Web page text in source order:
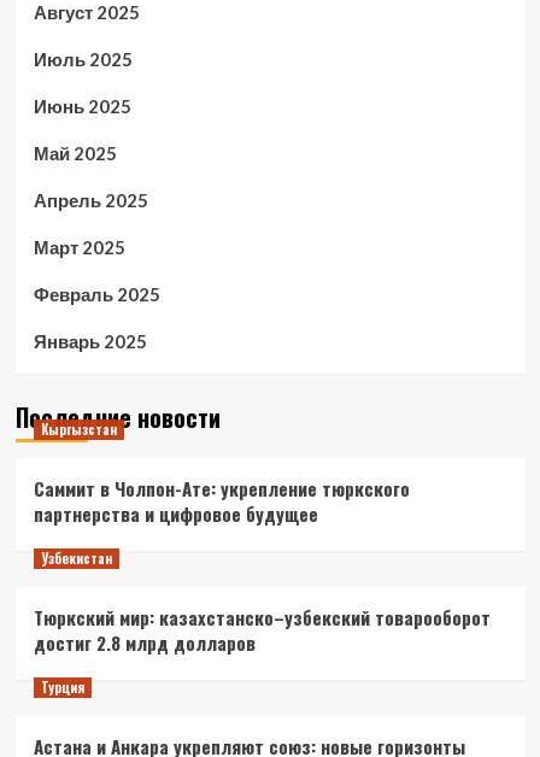
Август 2025
Июль 2025
Июнь 2025
Май 2025
Апрель 2025
Март 2025
Февраль 2025
Январь 2025
Последние новости
Кыргызстан
Саммит в Чолпон-Ате: укрепление тюркского
партнерства и цифровое будущее
Узбекистан
Тюркский мир: казахстанско–узбекский товарооборот
достиг 2.8 млрд долларов
Турция
Астана и Анкара укрепляют союз: новые горизонты